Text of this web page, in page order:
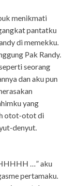
menikmati
pantatku
di memekku.
Pak Randy.
seorang
dan aku pun
yang
otot-otot di
denyut.
…” aku
pertamaku.